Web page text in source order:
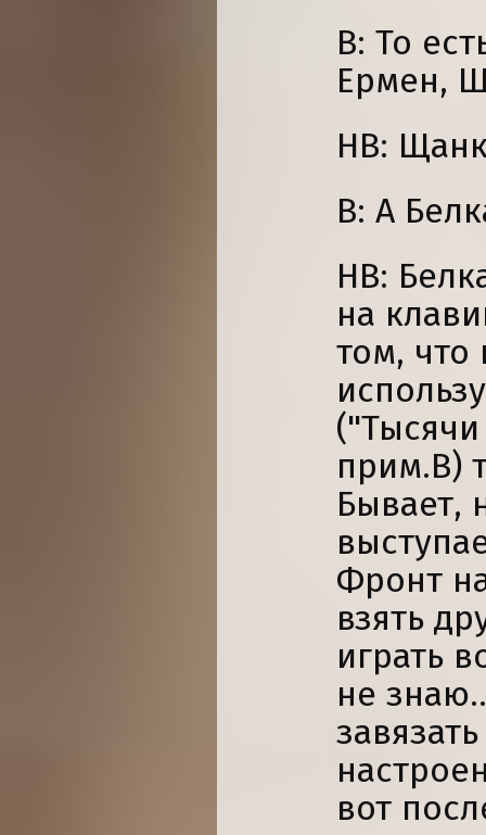
В: То
Ермен,
НВ:
В: А
НВ:
на
том, что
прим.В)
Бывает,
Фронт
взять
играть
не
вот